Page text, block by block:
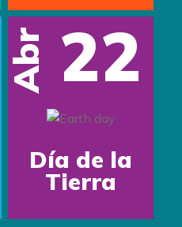
Abr 22
Día de la
Tierra